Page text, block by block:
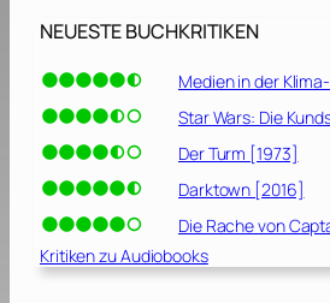
NEUESTE BUCHKRITIKEN
Medien in der
Star Wars: Die
Der Turm [1973]
Darktown [2016]
Die Rache von
Kritiken zu Audiobooks